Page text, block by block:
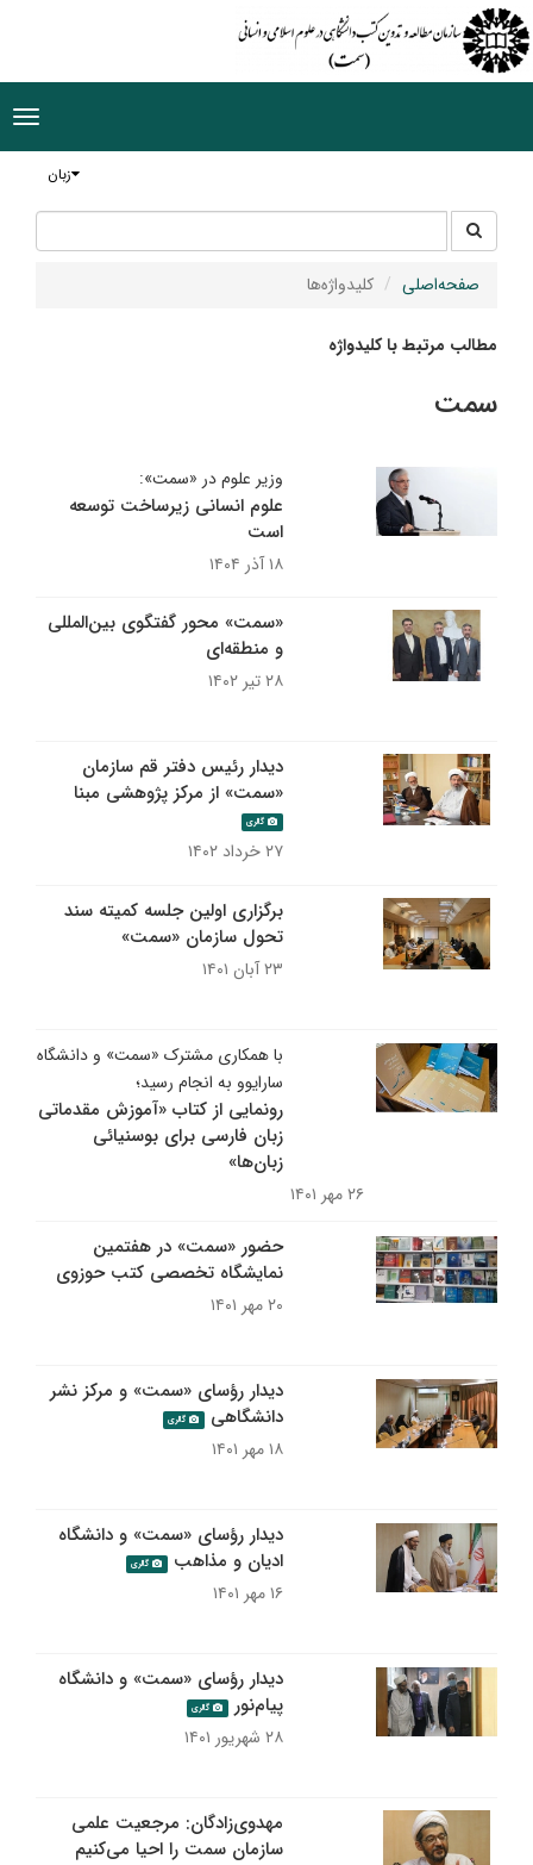
زبان
جستجو
در
سایت
صفحه‌اصلی کلیدواژه‌ها
مطالب مرتبط با کلیدواژه
سمت
وزیر علوم در «سمت»:
علوم انسانی زیرساخت توسعه
است
۱۸ آذر ۱۴۰۴
«سمت» محور گفتگوی بین‌المللی
و منطقه‌ای
۲۸ تیر ۱۴۰۲
دیدار رئیس دفتر قم سازمان
«سمت» از مرکز پژوهشی مبنا
گالری
۲۷ خرداد ۱۴۰۲
برگزاری اولین جلسه کمیته سند
تحول سازمان «سمت»
۲۳ آبان ۱۴۰۱
با همکاری مشترک «سمت» و دانشگاه
سارایوو به انجام رسید؛
رونمایی از کتاب «آموزش مقدماتی
زبان فارسی برای بوسنیائی
زبان‌ها»
۲۶ مهر ۱۴۰۱
حضور «سمت» در هفتمین
نمایشگاه تخصصی کتب حوزوی
۲۰ مهر ۱۴۰۱
دیدار رؤسای «سمت» و مرکز نشر
دانشگاهی
گالری
۱۸ مهر ۱۴۰۱
دیدار رؤسای «سمت» و دانشگاه
ادیان و مذاهب
گالری
۱۶ مهر ۱۴۰۱
دیدار رؤسای «سمت» و دانشگاه
پیام‌نور
گالری
۲۸ شهریور ۱۴۰۱
مهدوی‌زادگان: مرجعیت علمی
سازمان سمت را احیا می‌کنیم